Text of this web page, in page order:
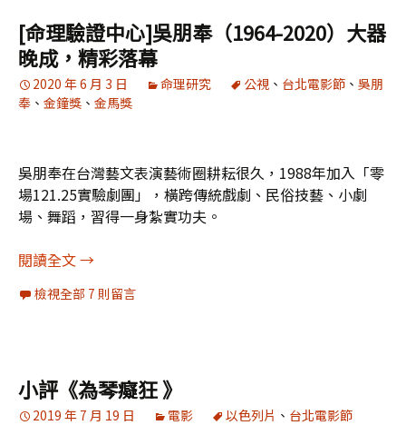
[命理驗證中心]吳朋奉（1964-2020）大器
晚成，精彩落幕
2020 年 6 月 3 日 命理研究 公視 、 台北電影節 、 吳朋
奉 、 金鐘獎 、 金馬獎
吳朋奉在台灣藝文表演藝術圈耕耘很久，1988年加入「零
場121.25實驗劇團」，橫跨傳統戲劇、民俗技藝、小劇
場、舞蹈，習得一身紮實功夫。
閱讀全文[命理驗證中心]吳朋奉（1964-2020）大器晚成，
→
檢視全部 7 則留言
小評《為琴癡狂 》
2019 年 7 月 19 日 電影 以色列片 、 台北電影節